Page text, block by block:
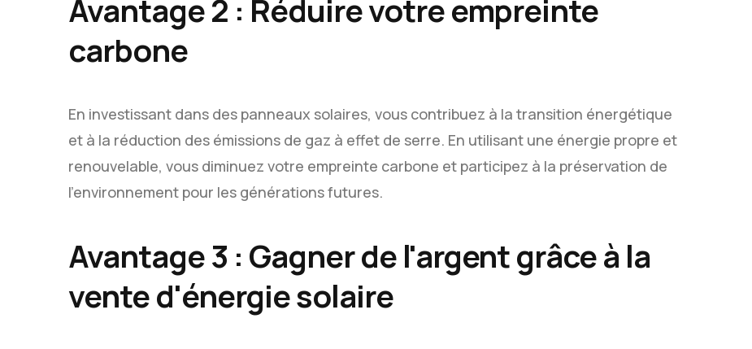
Avantage 2 : Réduire votre empreinte
carbone
En investissant dans des panneaux solaires, vous contribuez à la transition énergétique
et à la réduction des émissions de gaz à effet de serre. En utilisant une énergie propre et
renouvelable, vous diminuez votre empreinte carbone et participez à la préservation de
l'environnement pour les générations futures.
Avantage 3 : Gagner de l'argent grâce à la
vente d'énergie solaire